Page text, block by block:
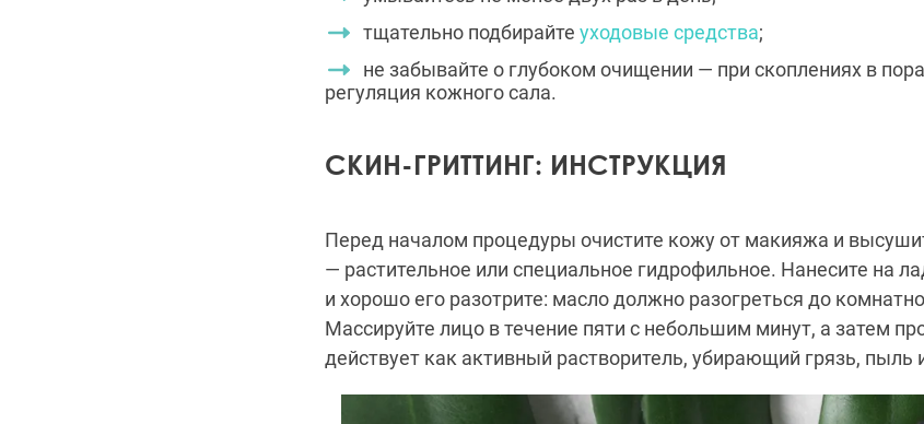
тщательно подбирайте уходовые средства;
не забывайте о глубоком очищении — при скоплениях в
регуляция кожного сала.
СКИН-ГРИТТИНГ: ИНСТРУКЦИЯ
Перед началом процедуры очистите кожу от макияжа и
— растительное или специальное гидрофильное. Нанесите на
и хорошо его разотрите: масло должно разогреться до
Массируйте лицо в течение пяти с небольшим минут, а затем
действует как активный растворитель, убирающий грязь, пыль